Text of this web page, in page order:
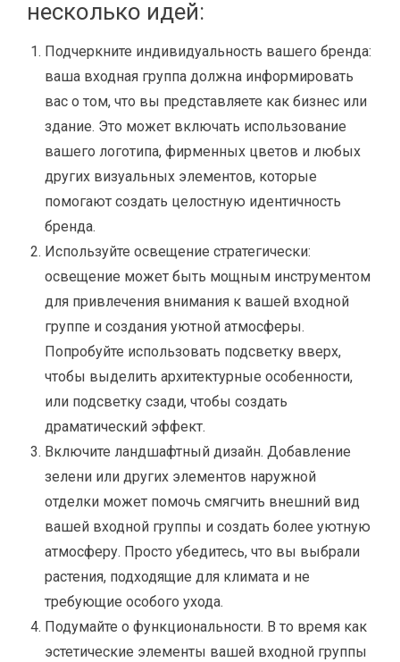
несколько идей:
Подчеркните индивидуальность вашего бренда:
ваша входная группа должна информировать
вас о том, что вы представляете как бизнес или
здание. Это может включать использование
вашего логотипа, фирменных цветов и любых
других визуальных элементов, которые
помогают создать целостную идентичность
бренда.
Используйте освещение стратегически:
освещение может быть мощным инструментом
для привлечения внимания к вашей входной
группе и создания уютной атмосферы.
Попробуйте использовать подсветку вверх,
чтобы выделить архитектурные особенности,
или подсветку сзади, чтобы создать
драматический эффект.
Включите ландшафтный дизайн. Добавление
зелени или других элементов наружной
отделки может помочь смягчить внешний вид
вашей входной группы и создать более уютную
атмосферу. Просто убедитесь, что вы выбрали
растения, подходящие для климата и не
требующие особого ухода.
Подумайте о функциональности. В то время как
эстетические элементы вашей входной группы